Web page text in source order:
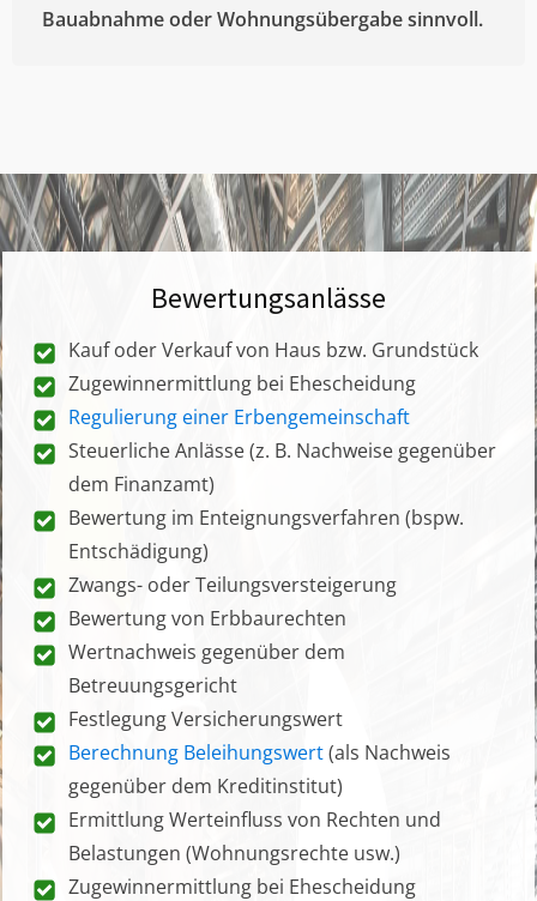
Bauabnahme oder Wohnungsübergabe sinnvoll.
Bewertungsanlässe
Kauf oder Verkauf von Haus bzw. Grundstück
Zugewinnermittlung bei Ehescheidung
Regulierung einer Erbengemeinschaft
Steuerliche Anlässe (z. B. Nachweise gegenüber
dem Finanzamt)
Bewertung im Enteignungsverfahren (bspw.
Entschädigung)
Zwangs- oder Teilungsversteigerung
Bewertung von Erbbaurechten
Wertnachweis gegenüber dem
Betreuungsgericht
Festlegung Versicherungswert
Berechnung Beleihungswert(als Nachweis
gegenüber dem Kreditinstitut)
Ermittlung Werteinfluss von Rechten und
Belastungen (Wohnungsrechte usw.)
Zugewinnermittlung bei Ehescheidung